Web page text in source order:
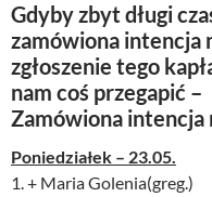
Gdyby zbyt długi
zamówiona intencja
zgłoszenie tego
nam coś przegapić
Zamówiona intencja
Poniedziałek – 23.05.
1. + Maria Golenia(greg.)